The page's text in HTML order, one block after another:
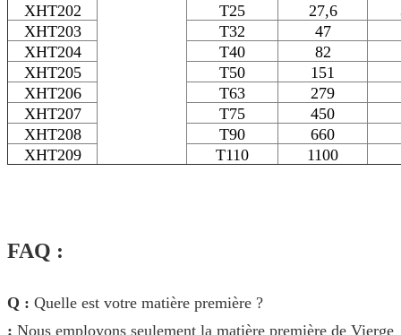
XHT202
T25 27,6
XHT203
T32 47
XHT204
T40 82
XHT205
T50
151
XHT206
T63
279
XHT207
T75
450
XHT208
T90
660
XHT209
T110 1100
FAQ :
Q : Quelle est votre matière première ?
: Nous employons seulement la matière première de Vierge